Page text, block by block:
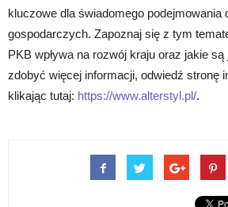
kluczowe dla świadomego podejmowania
gospodarczych. Zapoznaj się z tym
PKB wpływa na rozwój kraju oraz jakie
zdobyć więcej informacji, odwiedź stronę
klikając tutaj: https://www.alterstyl.pl/.